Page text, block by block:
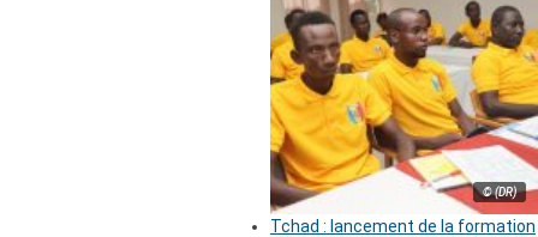
© (DR)
Tchad : lancement de la formation